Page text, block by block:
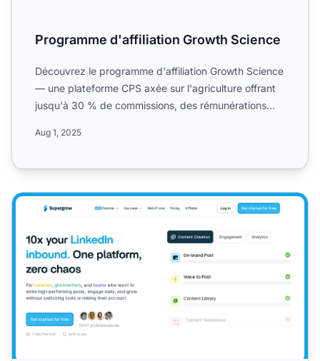
Programme d'affiliation Growth Science
Découvrez le programme d'affiliation Growth Science
— une plateforme CPS axée sur l'agriculture offrant
jusqu'à 30 % de commissions, des rémunérations
Aug 1, 2025
Programme d'affiliation Supergrow